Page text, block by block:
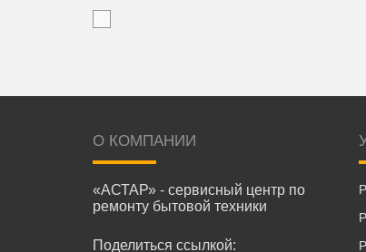
О КОМПАНИИ
«АСТАР» - сервисный центр по
ремонту бытовой техники
Поделиться ссылкой: